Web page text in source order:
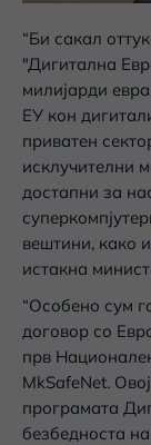
“Би сакал
"Дигитална
милијарди
ЕУ кон
приватен
исклучителни
достапни за
вештини, како
истакна
“Oсобено сум
договор со
прв
MkSafeNet.
програмата
безбедноста